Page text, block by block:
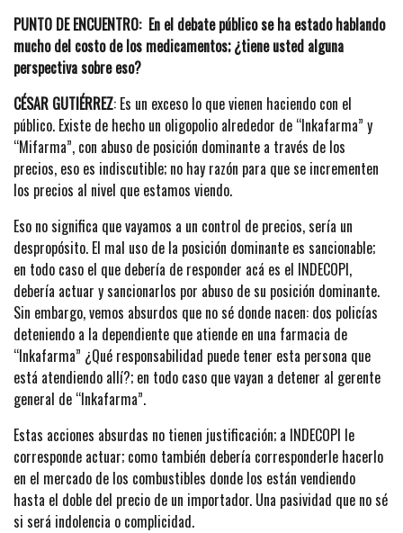
PUNTO DE ENCUENTRO: En el debate público se ha estado hablando
mucho del costo de los medicamentos; ¿tiene usted alguna
perspectiva sobre eso?
CÉSAR GUTIÉRREZ: Es un exceso lo que vienen haciendo con el
público. Existe de hecho un oligopolio alrededor de “Inkafarma” y
“Mifarma”, con abuso de posición dominante a través de los
precios, eso es indiscutible; no hay razón para que se incrementen
los precios al nivel que estamos viendo.
Eso no significa que vayamos a un control de precios, sería un
despropósito. El mal uso de la posición dominante es sancionable;
en todo caso el que debería de responder acá es el INDECOPI,
debería actuar y sancionarlos por abuso de su posición dominante.
Sin embargo, vemos absurdos que no sé donde nacen: dos policías
deteniendo a la dependiente que atiende en una farmacia de
“Inkafarma” ¿Qué responsabilidad puede tener esta persona que
está atendiendo allí?; en todo caso que vayan a detener al gerente
general de “Inkafarma”.
Estas acciones absurdas no tienen justificación; a INDECOPI le
corresponde actuar; como también debería corresponderle hacerlo
en el mercado de los combustibles donde los están vendiendo
hasta el doble del precio de un importador. Una pasividad que no sé
si será indolencia o complicidad.